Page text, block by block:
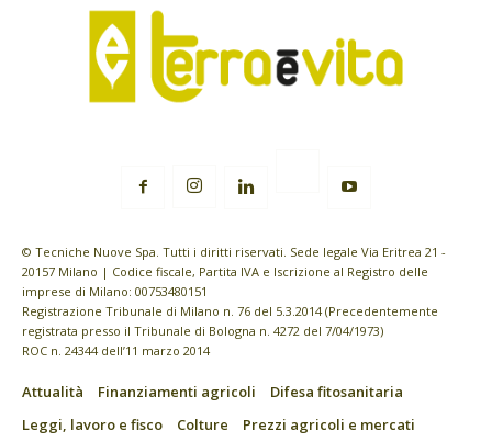
© Tecniche Nuove Spa. Tutti i diritti riservati. Sede legale Via Eritrea 21 -
20157 Milano | Codice fiscale, Partita IVA e Iscrizione al Registro delle
imprese di Milano: 00753480151
Registrazione Tribunale di Milano n. 76 del 5.3.2014 (Precedentemente
registrata presso il Tribunale di Bologna n. 4272 del 7/04/1973)
ROC n. 24344 dell’11 marzo 2014
Attualità Finanziamenti agricoli
Difesa fitosanitaria
Leggi, lavoro e fisco
Colture
Prezzi agricoli e mercati